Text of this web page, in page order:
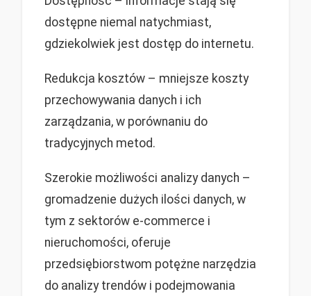
dostępne niemal natychmiast,
gdziekolwiek jest dostęp do internetu.
Redukcja kosztów – mniejsze koszty
przechowywania danych i ich
zarządzania, w porównaniu do
tradycyjnych metod.
Szerokie możliwości analizy danych –
gromadzenie dużych ilości danych, w
tym z sektorów e-commerce i
nieruchomości, oferuje
przedsiębiorstwom potężne narzędzia
do analizy trendów i podejmowania